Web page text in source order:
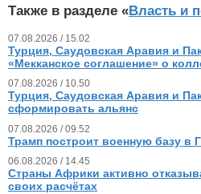
Также в разделе «Власть и
07.08.2026 / 15.02
Турция, Саудовская Аравия и
«Мекканское соглашение» о
07.08.2026 / 10.50
Турция, Саудовская Аравия и
сформировать альянс
07.08.2026 / 09.52
Трамп построит военную базу в
06.08.2026 / 14.45
Страны Африки активно
своих расчётах